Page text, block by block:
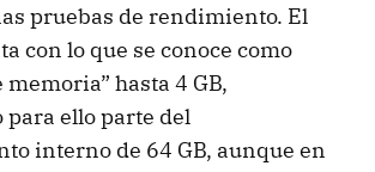
pruebas de rendimiento. El
con lo que se conoce como
hasta 4 GB,
para ello parte del
interno de 64 GB, aunque en